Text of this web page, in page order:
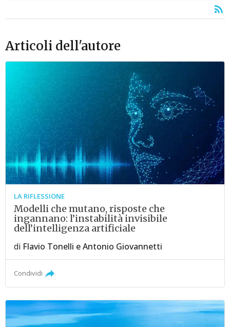
Articoli dell'autore
LA RIFLESSIONE
Modelli che mutano, risposte che
ingannano: l’instabilità invisibile
dell’intelligenza artificiale
di Flavio Tonelli eAntonio Giovannetti
Condividi